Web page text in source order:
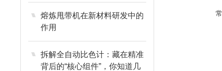
熔炼甩带机在新材料研发中的
作用
拆解全自动比色计：藏在精准
背后的“核心组件”，你知道几